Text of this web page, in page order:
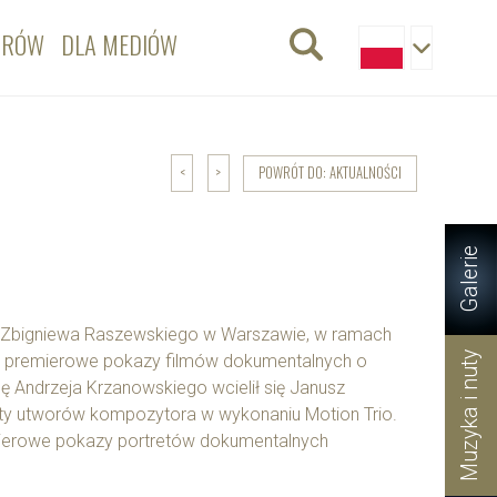
Galerie
Muzyka i nuty
DLA MEDIÓW
< > POWRÓT DO: AKTUALNOŚCI
Raszewskiego w Warszawie, w ramach
pokazy filmów dokumentalnych o
Andrzeja Krzanowskiego wcielił się Janusz
utworów kompozytora w wykonaniu Motion Trio.
pokazy portretów dokumentalnych